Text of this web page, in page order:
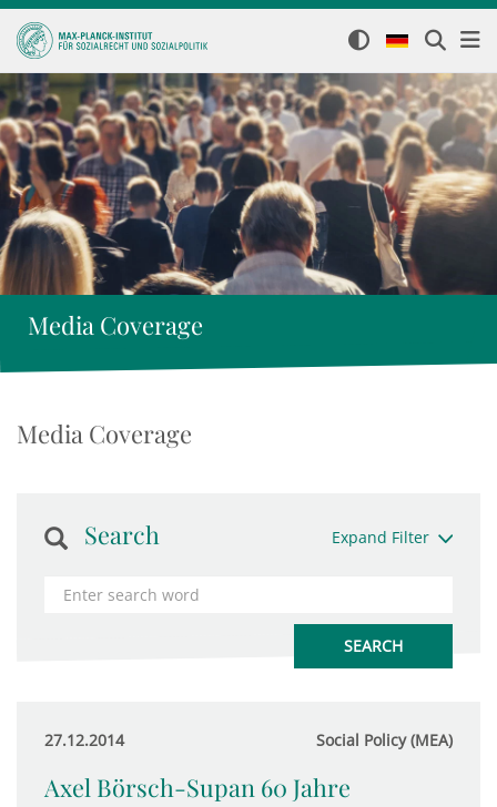
Media Coverage
Media Coverage
Search Expand Filter
27.12.2014 Social Policy (MEA)
Axel Börsch-Supan 60 Jahre